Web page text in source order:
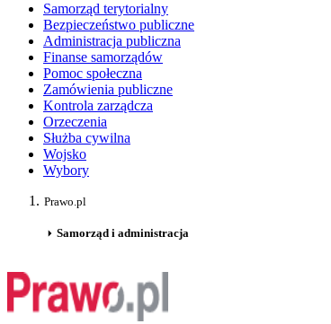
Samorząd terytorialny
Bezpieczeństwo publiczne
Administracja publiczna
Finanse samorządów
Pomoc społeczna
Zamówienia publiczne
Kontrola zarządcza
Orzeczenia
Służba cywilna
Wojsko
Wybory
Prawo.pl
Samorząd i administracja